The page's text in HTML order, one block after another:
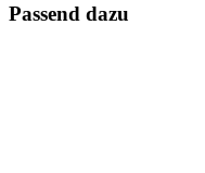
Passend dazu